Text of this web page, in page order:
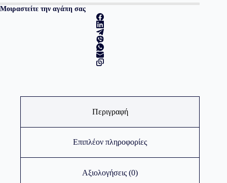
3x
120mm
Μοιραστείτε την αγάπη σας
Περιγραφή
Επιπλέον πληροφορίες
Αξιολογήσεις (0)